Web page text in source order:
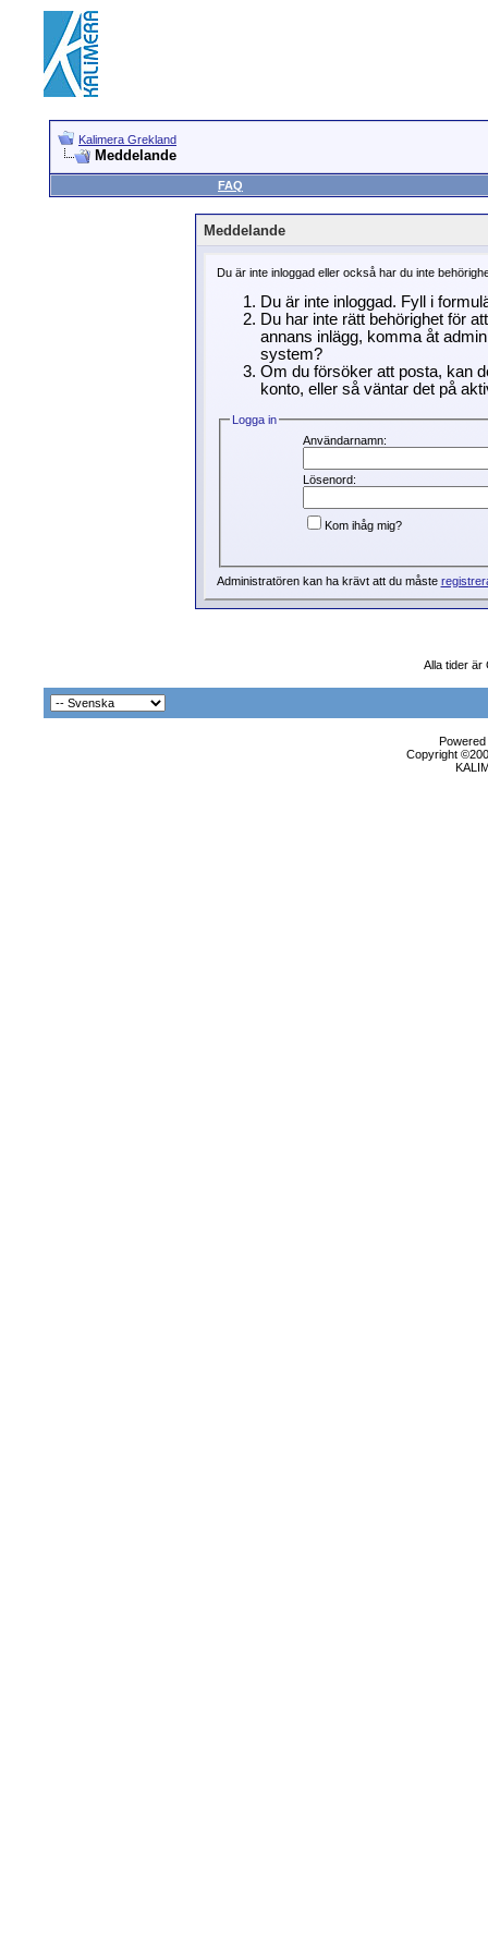
Kalimera Grekland
Meddelande
FAQ
Meddelande
Du är inte inloggad eller också har du inte
Du är inte inloggad. Fyll i
Du har inte rätt behörighet för
annans inlägg, komma åt
system?
Om du försöker att posta, kan
konto, eller så väntar det på
Logga in
Användarnamn:
Lösenord:
Kom ihåg mig?
Administratören kan ha krävt att du måste
Alla tider är
Copyright